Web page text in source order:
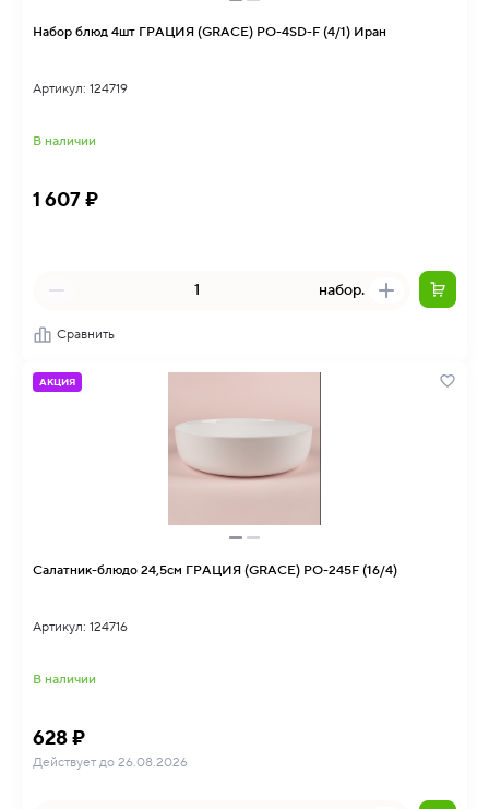
Набор блюд 4шт ГРАЦИЯ (GRACE) PO-4SD-F (4/1) Иран
Артикул: 124719
В наличии
1 607 ₽
набор.
Сравнить
АКЦИЯ
Салатник-блюдо 24,5см ГРАЦИЯ (GRACE) PO-245F (16/4)
Артикул: 124716
В наличии
628 ₽
Действует до 26.08.2026